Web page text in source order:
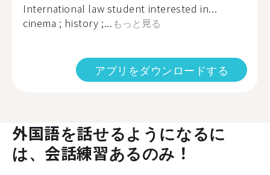
International law student interested in...
cinema ; history ;... もっと見る
アプリをダウンロードする
外国語を話せるようになるに
は、会話練習あるのみ！